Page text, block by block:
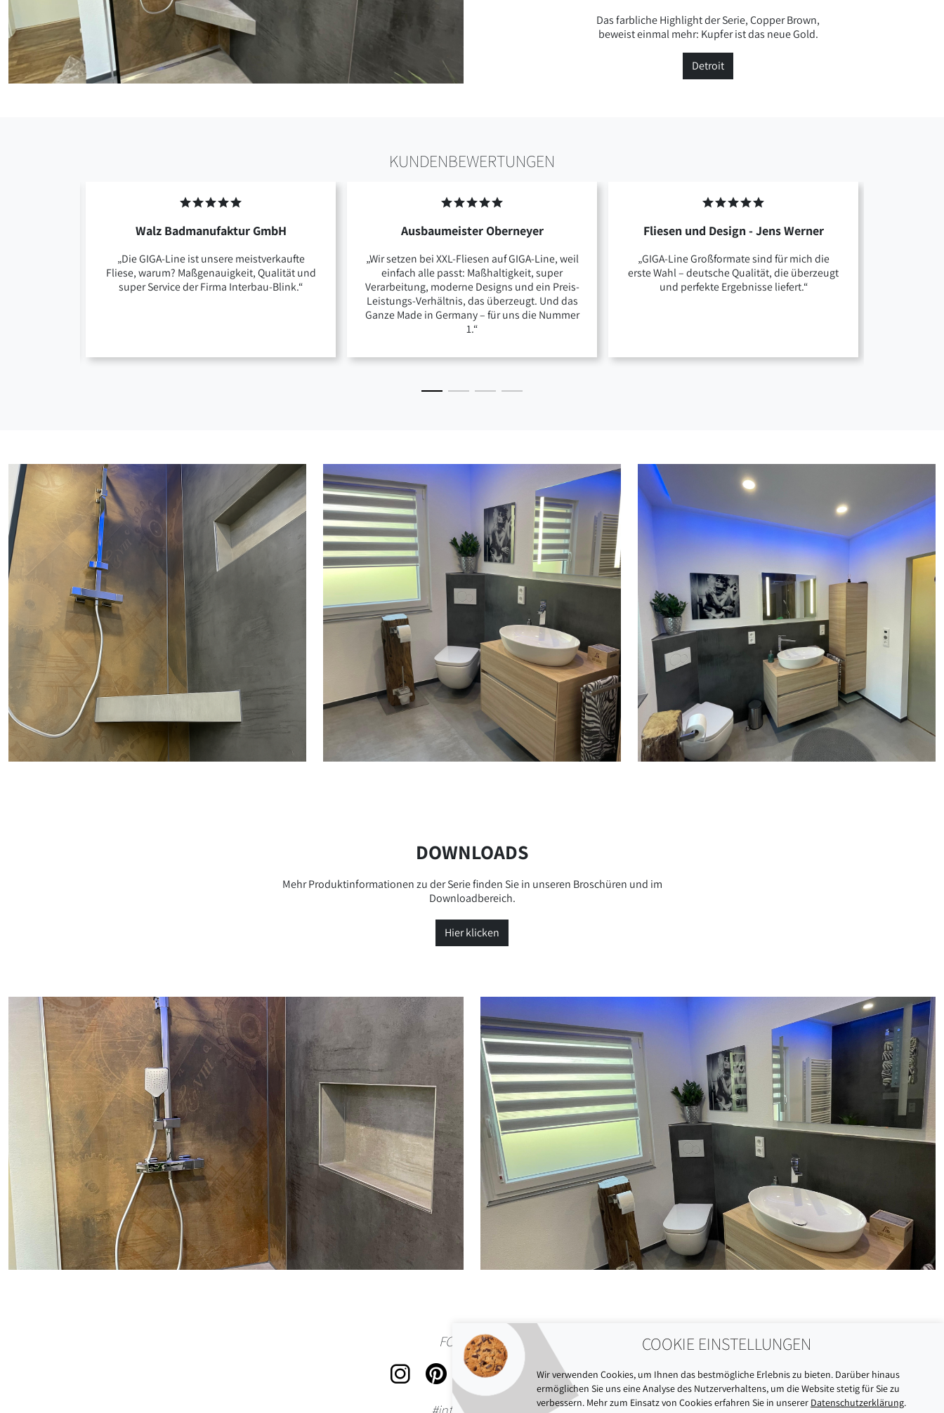
Das farbliche Highlight der Serie, Copper Brown,
beweist einmal mehr: Kupfer ist das neue Gold.
Detroit
KUNDENBEWERTUNGEN
Walz Badmanufaktur GmbH
„Die GIGA-Line ist unsere meistverkaufte
Fliese, warum? Maßgenauigkeit, Qualität und
super Service der Firma Interbau-Blink.“
Ausbaumeister Oberneyer
„Wir setzen bei XXL-Fliesen auf GIGA-Line, weil
einfach alle passt: Maßhaltigkeit, super
Verarbeitung, moderne Designs und ein Preis-
Leistungs-Verhältnis, das überzeugt. Und das
Ganze Made in Germany – für uns die Nummer
1.“
Fliesen und Design - Jens Werner
„GIGA-Line Großformate sind für mich die
erste Wahl – deutsche Qualität, die überzeugt
und perfekte Ergebnisse liefert.“
DOWNLOADS
Mehr Produktinformationen zu der Serie finden Sie in unseren Broschüren und im
Downloadbereich.
Hier klicken
FOLLOW US COOKIE EINSTELLUNGEN
Wir verwenden Cookies, um Ihnen das bestmögliche Erlebnis zu bieten. Darüber hinaus
ermöglichen Sie uns eine Analyse des Nutzerverhaltens, um die Website stetig für Sie zu
verbessern. Mehr zum Einsatz von Cookies erfahren Sie in unserer Datenschutzerklärung.